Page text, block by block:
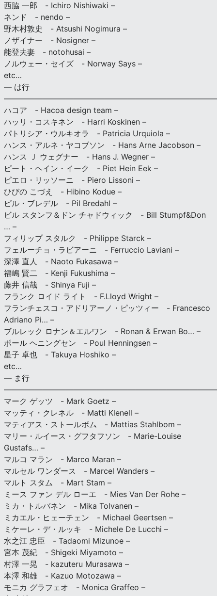
西脇 一郎 - Ichiro Nishiwaki –
ネンド - nendo –
野木村敦史 - Atsushi Nogimura –
ノザイナー - Nosigner –
能登夫妻 - notohusai –
ノルウェー・セイズ - Norway Says –
etc…
— は行
ハコア - Hacoa design team –
ハッリ・コスキネン - Harri Koskinen –
パトリシア・ウルキオラ - Patricia Urquiola –
ハンス・アルネ・ヤコブソン - Hans Arne Jacobson –
ハンス Ｊ ウェグナー - Hans J. Wegner –
ピート・ヘイン・イーク - Piet Hein Eek –
ピエロ・リッソーニ - Piero Lissoni –
ひびの こづえ - Hibino Kodue –
ピル・ブレデル - Pil Bredahl –
ビル スタンフ＆ドン チャドウィック - Bill Stumpf&Don
… –
フィリップ スタルク - Philippe Starck –
フェルーチョ・ラビアーニ - Ferruccio Laviani –
深澤 直人 - Naoto Fukasawa –
福嶋 賢二 - Kenji Fukushima –
藤井 信哉 - Shinya Fuji –
フランク ロイド ライト - F.Lloyd Wright –
フランチェスコ・アドリアーノ・ピッツィー - Francesco
Adriano Pi… –
ブルレック ロナン＆エルワン - Ronan & Erwan Bo… –
ポール ヘニングセン - Poul Henningsen –
星子 卓也 - Takuya Hoshiko –
etc…
— ま行
マーク ゲッツ - Mark Goetz –
マッティ・クレネル - Matti Klenell –
マティアス・ストールボム - Mattias Stahlbom –
マリー・ルイース・グフタフソン - Marie-Louise
Gustafs… –
マルコ マラン - Marco Maran –
マルセル ワンダース - Marcel Wanders –
マルト スタム - Mart Stam –
ミース ファン デル ローエ - Mies Van Der Rohe –
ミカ・トルバネン - Mika Tolvanen –
ミカエル・ヒェーチェン - Michael Geertsen –
ミケーレ・デ・ルッキ - Michele De Lucchi –
水之江 忠臣 - Tadaomi Mizunoe –
宮本 茂紀 - Shigeki Miyamoto –
村澤 一晃 - kazuteru Murasawa –
本澤 和雄 - Kazuo Motozawa –
モニカ グラフェオ - Monica Graffeo –